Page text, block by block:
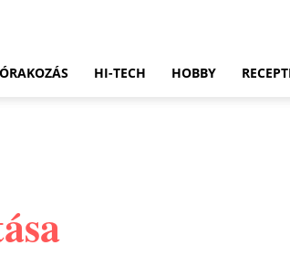
HI-TECH HOBBY